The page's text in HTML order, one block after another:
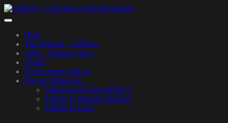
Skip
to
content
Toggle
navigation
Hem
The Podcast – 1200.nu
1200 – Hangin’ Out…
About
Get in touch with us
We pay tribute to…
Tribute to Jay Dee & Big L
Tribute to Michael Jackson
Tribute to Guru